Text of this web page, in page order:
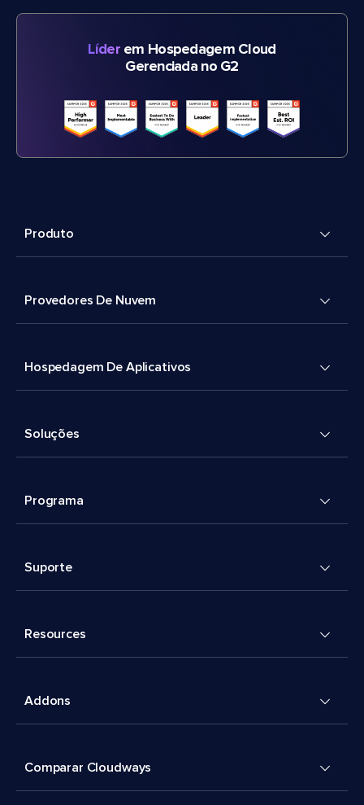
Líderem Hospedagem Cloud
Gerenciada no G2
Produto
Provedores De Nuvem
Hospedagem De Aplicativos
Soluções
Programa
Suporte
Resources
Addons
Comparar Cloudways